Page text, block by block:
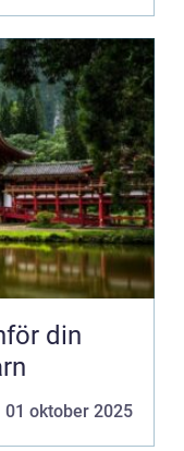
din
01 oktober 2025